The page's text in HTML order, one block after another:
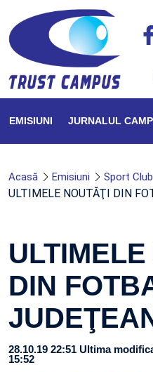
EMISIUNI JURNALUL
Acasă Emisiuni Sport Club
ULTIMELE NOUTĂŢI DIN
DIN
28.10.19 22:51 Ultima
15:52